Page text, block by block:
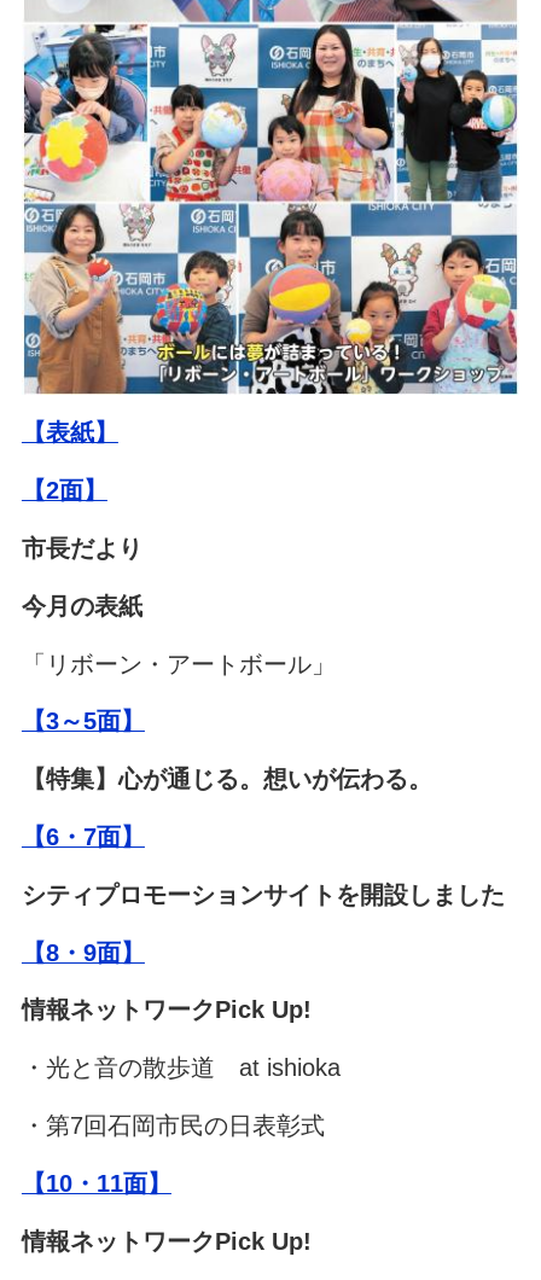
【表紙】
【2面】
市長だより
今月の表紙
「リボーン・アートボール」
【3～5面】
【特集】心が通じる。想いが伝わる。
【6・7面】
シティプロモーションサイトを開設しました
【8・9面】
情報ネットワークPick Up!
・光と音の散歩道 at ishioka
・第7回石岡市民の日表彰式
【10・11面】
情報ネットワークPick Up!